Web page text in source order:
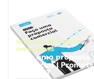
NEGÓCIOS, PROCESSOS
EMPRESARIAIS
Faça uma proposta
comercial | Prompts
ChatGPT